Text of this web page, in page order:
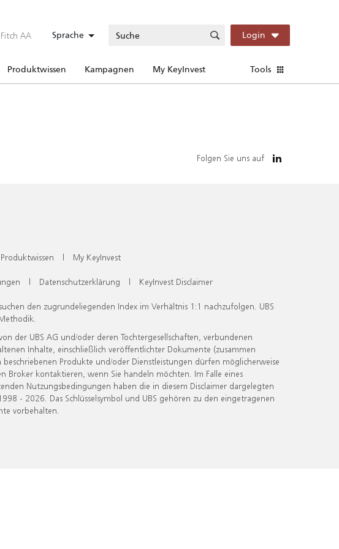
Fitch AA Sprache Login
Produktwissen Kampagnen My KeyInvest Tools
Folgen Sie uns auf
Produktwissen | My KeyInvest
| Datenschutzerklärung | KeyInvest Disclaimer
den zugrundeliegenden Index im Verhältnis 1:1 nachzufolgen. UBS
der UBS AG und/oder deren Tochtergesellschaften, verbundenen
Inhalte, einschließlich veröffentlichter Dokumente (zusammen
Produkte und/oder Dienstleistungen dürfen möglicherweise
kontaktieren, wenn Sie handeln möchten. Im Falle eines
Nutzungsbedingungen haben die in diesem Disclaimer dargelegten
- 2026. Das Schlüsselsymbol und UBS gehören zu den eingetragenen
vorbehalten.